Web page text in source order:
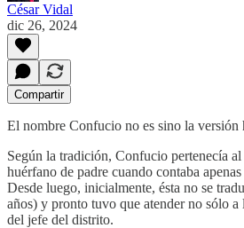
César Vidal
dic 26, 2024
Compartir
El nombre Confucio no es sino la
Según la tradición, Confucio pertenecía
huérfano de padre cuando contaba
Desde luego, inicialmente, ésta no se
años) y pronto tuvo que atender no sólo a
del jefe del distrito.